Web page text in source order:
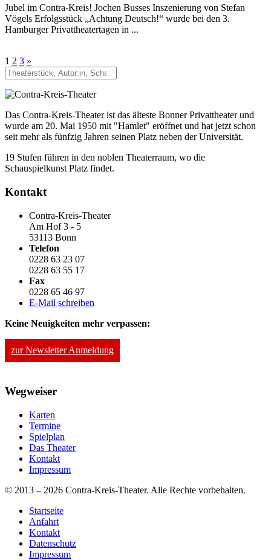
Jubel im Contra-Kreis! Jochen Busses Inszenierung von Stefan
Vögels Erfolgsstück „Achtung Deutsch!“ wurde bei den 3.
Hamburger Privattheatertagen in ...
1 2 3 »
Das Contra-Kreis-Theater ist das älteste Bonner Privattheater und
wurde am 20. Mai 1950 mit "Hamlet" eröffnet und hat jetzt schon
seit mehr als fünfzig Jahren seinen Platz neben der Universität.
19 Stufen führen in den noblen Theaterraum, wo die
Schauspielkunst Platz findet.
Kontakt
Contra-Kreis-Theater
Am Hof 3 - 5
53113 Bonn
Telefon
0228 63 23 07
0228 63 55 17
Fax
0228 65 46 97
E-Mail schreiben
Keine Neuigkeiten mehr verpassen:
zur Newsletter Anmeldung
Wegweiser
Karten
Termine
Spielplan
Das Theater
Kontakt
Impressum
© 2013 – 2026 Contra-Kreis-Theater. Alle Rechte vorbehalten.
Startseite
Anfahrt
Kontakt
Datenschutz
Impressum